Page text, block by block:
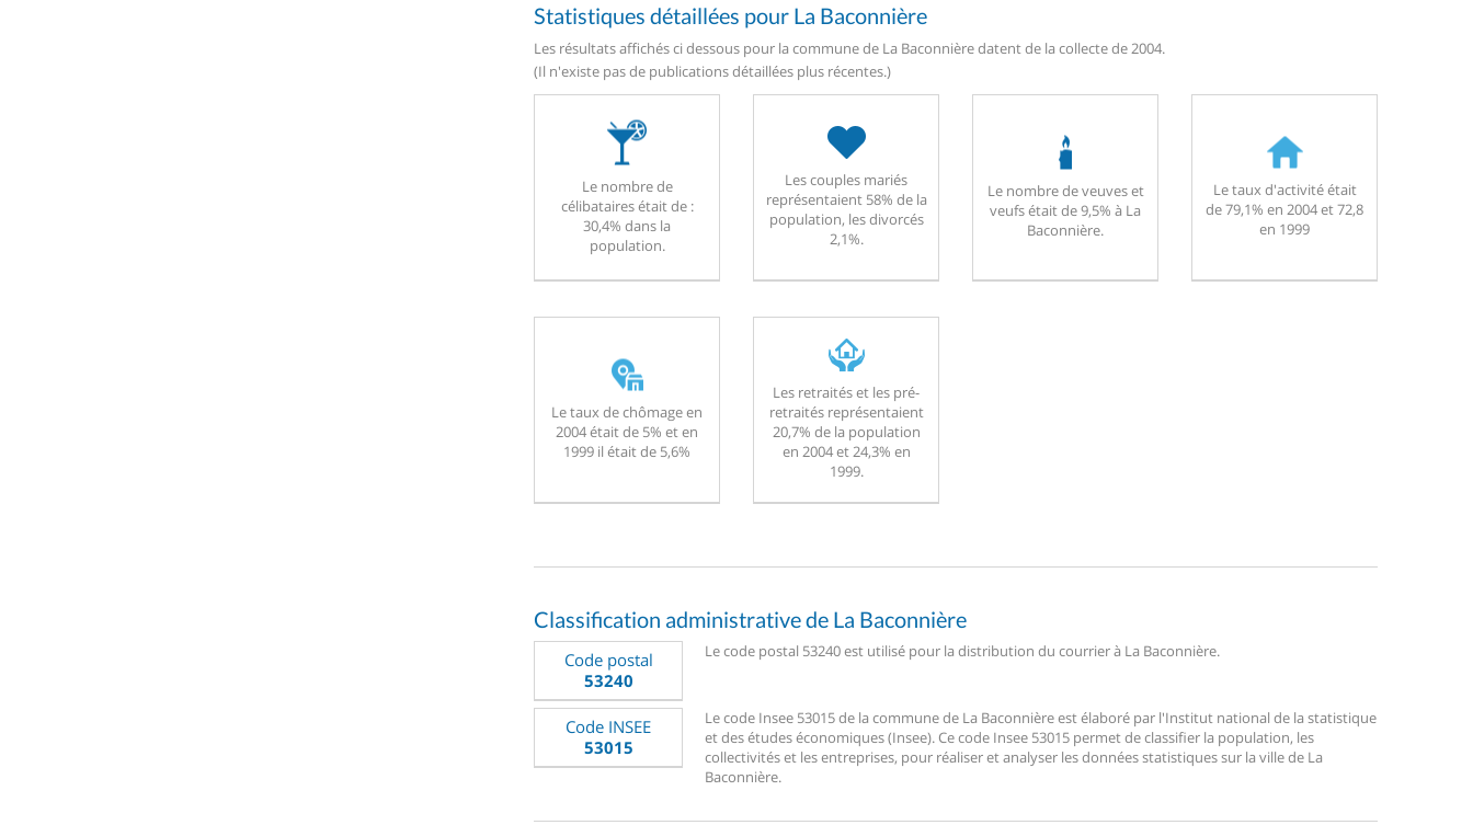
Statistiques détaillées pour La Baconnière
Les résultats affichés ci dessous pour la commune de La Baconnière datent de la collecte de 2004.
(Il n'existe pas de publications détaillées plus récentes.)
Le nombre de
célibataires était de :
30,4% dans la
population.
Les couples mariés
représentaient 58% de la
population, les divorcés
2,1%.
Le nombre de veuves et
veufs était de 9,5% à La
Baconnière.
Le taux d'activité était
de 79,1% en 2004 et 72,8
en 1999
Le taux de chômage en
2004 était de 5% et en
1999 il était de 5,6%
Les retraités et les pré-
retraités représentaient
20,7% de la population
en 2004 et 24,3% en
1999.
Classification administrative de La Baconnière
Code postal
53240
Le code postal 53240 est utilisé pour la distribution du courrier à La Baconnière.
Code INSEE
53015
Le code Insee 53015 de la commune de La Baconnière est élaboré par l'Institut national de la statistique
et des études économiques (Insee). Ce code Insee 53015 permet de classifier la population, les
collectivités et les entreprises, pour réaliser et analyser les données statistiques sur la ville de La
Baconnière.